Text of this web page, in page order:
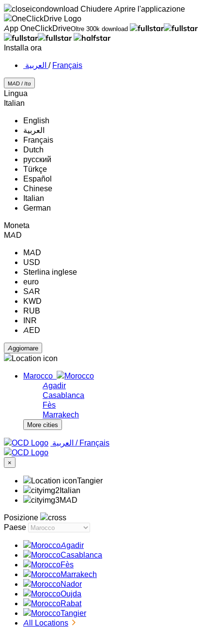
Chiudere Aprire l'applicazione
App OneClickDriveOltre 300k download
Installa ora
‏العربية ‏ / Français
MAD / Ita
Lingua
Italian
English
‏العربية‏
Français
Dutch
русский
Türkçe
Español
Chinese
Italian
German
Moneta
MAD
MAD
USD
Sterlina inglese
euro
SAR
KWD
RUB
INR
AED
Marocco
Agadir
Casablanca
Fès
Marrakech
More cities
‏العربية ‏ / Français
×
Tangier
Italian
MAD
Posizione
Paese
Agadir
Casablanca
Fès
Marrakech
Nador
Oujda
Rabat
Tangier
All Locations